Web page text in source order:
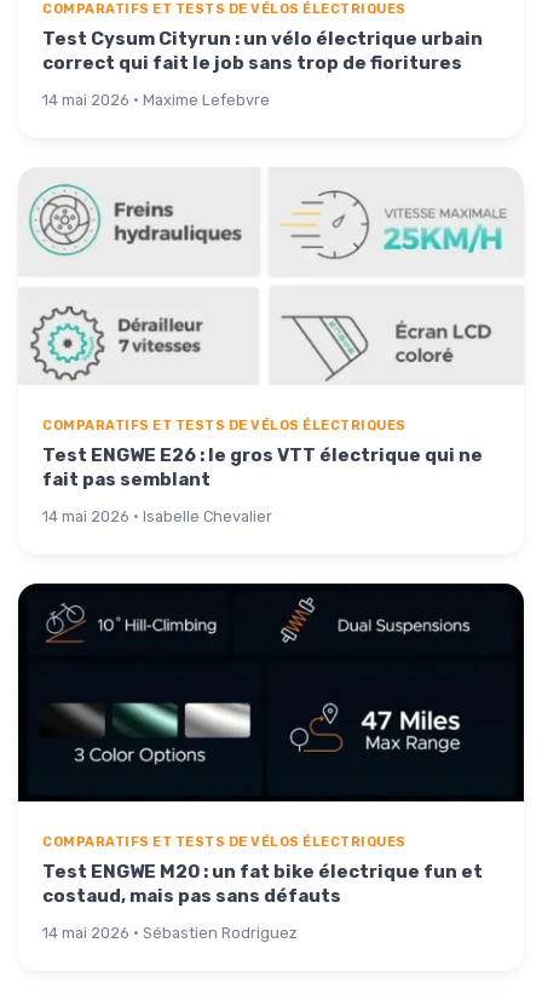
COMPARATIFS ET TESTS DE VÉLOS ÉLECTRIQUES
Test Cysum Cityrun : un vélo électrique urbain
correct qui fait le job sans trop de fioritures
14 mai 2026 · Maxime Lefebvre
COMPARATIFS ET TESTS DE VÉLOS ÉLECTRIQUES
Test ENGWE E26 : le gros VTT électrique qui ne
fait pas semblant
14 mai 2026 · Isabelle Chevalier
COMPARATIFS ET TESTS DE VÉLOS ÉLECTRIQUES
Test ENGWE M20 : un fat bike électrique fun et
costaud, mais pas sans défauts
14 mai 2026 · Sébastien Rodriguez